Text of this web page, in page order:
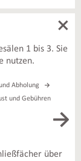
1 bis 3. Sie
nutzen.
Abholung
und Gebühren
über